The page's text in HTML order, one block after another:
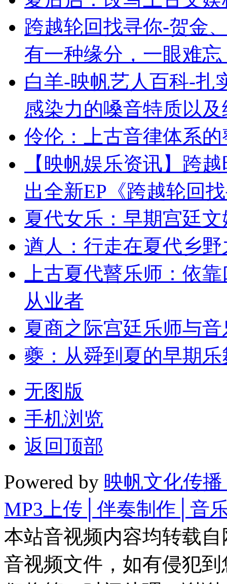
跨越轮回找寻你-贺金
有一种缘分，一眼难
白羊-映帆艺人百科-扎
感染力的嗓音特质以
伶伦：上古音律体系
【映帆娱乐资讯】跨
出全新EP《跨越轮回
夏代女乐：早期宫廷
遒人：行走在夏代乡
上古夏代瞽乐师：依
从业者
夏商之际宫廷乐师与
夔：从舜到夏的早期
无图版
手机浏览
返回顶部
Powered by 映帆文化传
MP3上传│伴奏制作│音
本站音视频内容均转载
音视频文件，如有侵犯